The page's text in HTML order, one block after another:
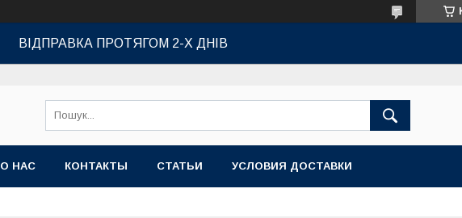
ВІДПРАВКА ПРОТЯГОМ 2-Х ДНІВ
О НАС КОНТАКТЫ СТАТЬИ УСЛОВИЯ ДОСТАВКИ